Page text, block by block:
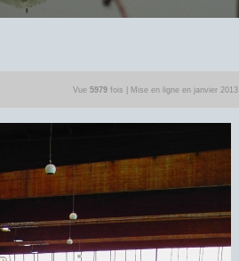
Vue 5979 fois | Mise en ligne en janvier 2013